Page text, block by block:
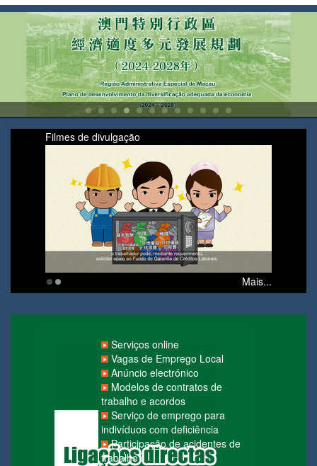
Filmes de divulgação
Mais...
Serviços online
Vagas de Emprego Local
Anúncio electrónico
Modelos de contratos de
trabalho e acordos
Serviço de emprego para
indivíduos com deficiência
Participação de acidentes de
trabalho